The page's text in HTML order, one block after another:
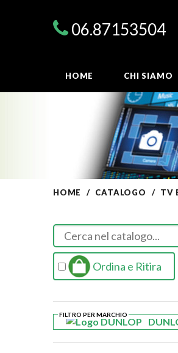
06.87153504
HOME CHI SIAMO
HOME CATALOGO TV
Ordina e Ritira
FILTRO PER MARCHIO